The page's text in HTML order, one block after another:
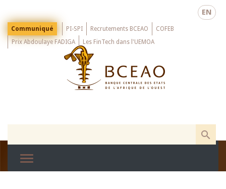
main
content
EN
Menu
Top
Communiqué PI-SPI Recrutements BCEAO
COFEB
Prix Abdoulaye FADIGA
Les FinTech dans l'UEMOA